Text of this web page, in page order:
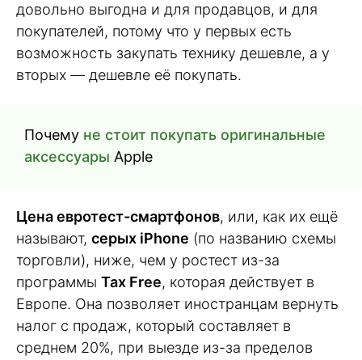
довольно выгодна и для продавцов, и для
покупателей, потому что у первых есть
возможность закупать технику дешевле, а у
вторых — дешевле её покупать.
Почему не стоит покупать оригинальные
аксессуары Apple
Цена евротест-смартфонов, или, как их ещё
называют, серых iPhone (по названию схемы
торговли), ниже, чем у ростест из-за
программы Tax Free, которая действует в
Европе. Она позволяет иностранцам вернуть
налог с продаж, который составляет в
среднем 20%, при выезде из-за пределов